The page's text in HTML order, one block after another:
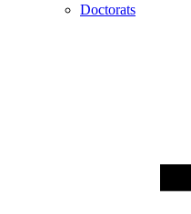
Doctorats